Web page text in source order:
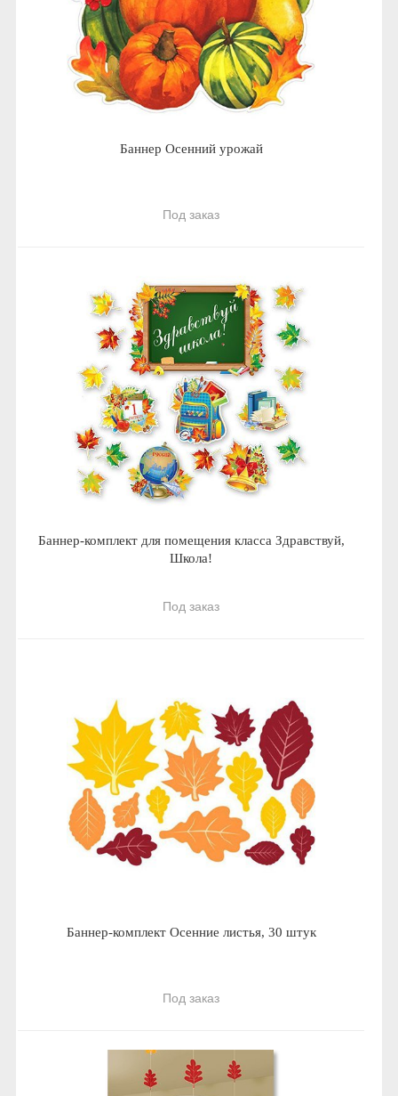
Баннер Осенний урожай
Под заказ
Баннер-комплект для помещения класса Здравствуй,
Школа!
Под заказ
Баннер-комплект Осенние листья, 30 штук
Под заказ